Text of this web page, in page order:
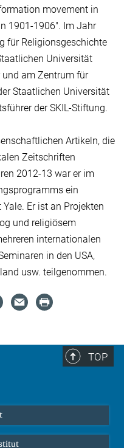
movement in
1901-1906". Im Jahr
für Religionsgeschichte
Universität
und am Zentrum für
Staatlichen Universität
der SKIL-Stiftung.
Artikeln, die
Zeitschriften
2012-13 war er im
ein
Er ist an Projekten
und religiösem
internationalen
in den USA,
usw. teilgenommen.
TOP